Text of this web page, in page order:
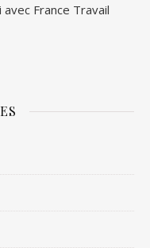
avec France Travail